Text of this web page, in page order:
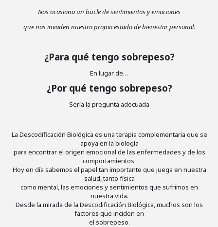
Nos ocasiona un bucle de sentimientos y emociones
que nos invaden nuestro propio estado de bienestar personal.
¿Para qué tengo sobrepeso?
En lugar de…
¿Por qué tengo sobrepeso?
Sería la pregunta adecuada
La Descodificación Biológica es una terapia complementaria que se
apoya en la biología
para encontrar el origen emocional de las enfermedades y de los
comportamientos.
Hoy en día sabemos el papel tan importante que juega en nuestra
salud, tanto física
como mental, las emociones y sentimientos que sufrimos en
nuestra vida.
Desde la mirada de la Descodificación Biológica, muchos son los
factores que inciden en
el sobrepeso.